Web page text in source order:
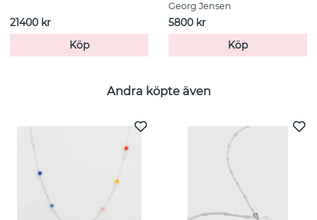
21400 kr
Köp
Georg Jensen
5800 kr
Köp
Andra köpte även